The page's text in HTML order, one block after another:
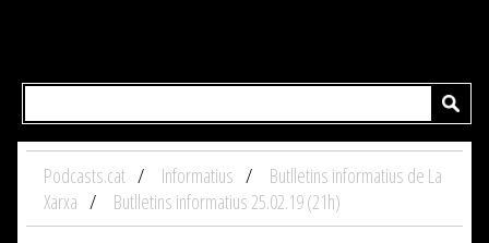
Podcasts.cat Informatius
Butlletins informatius de La
Xarxa
Butlletins informatius 25.02.19 (21h)